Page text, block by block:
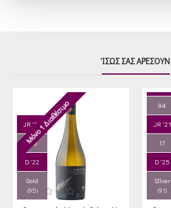
ΊΣΩΣ ΣΑΣ ΑΡΈΣΟΥΝ
JR '22
17.5
D '22
Gold
(95)
Μόνο 1 Διαθέσιμο 94
JR '21
17
D '25
SIlver
(91)